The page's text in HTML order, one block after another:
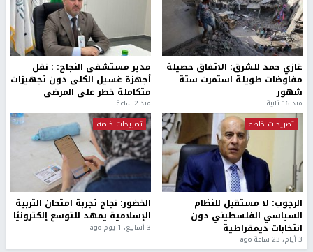
غازي حمد للشرق: الاتفاق حصيلة
مفاوضات طويلة استمرت ستة
شهور
منذ 16 ثانية
مدير مستشفى النجاح: : نقل
أجهزة غسيل الكلى دون تجهيزات
متكاملة خطر على المرضى
منذ 2 ساعة
تصريحات خاصة
الرجوب: لا مستقبل للنظام
السياسي الفلسطيني دون
انتخابات ديمقراطية
3 أيام، 23 ساعة ago
تصريحات خاصة
الخضور: نجاح تجربة امتحان التربية
الإسلامية يمهد للتوسع إلكترونيًا
3 أسابيع، 1 يوم ago